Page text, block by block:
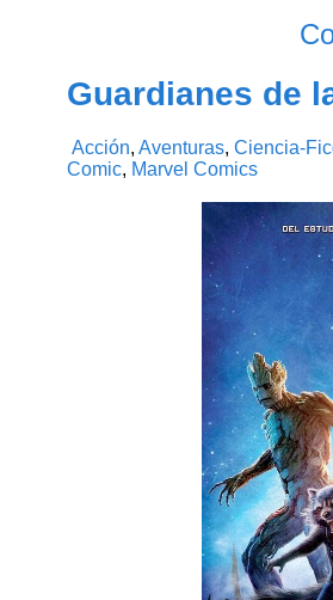
Guardianes de
Acción,Aventuras,Ciencia-
Comic, Marvel Comics